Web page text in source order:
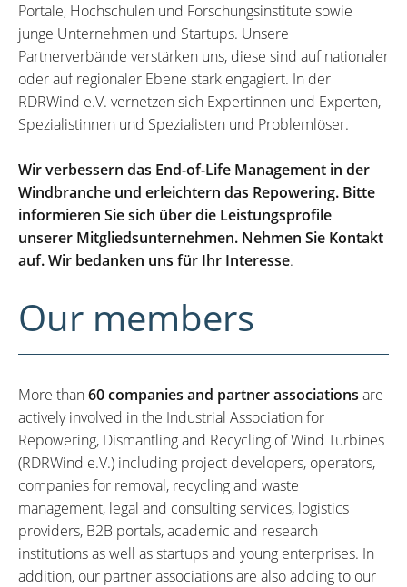
Portale, Hochschulen und Forschungsinstitute sowie
junge Unternehmen und Startups. Unsere
Partnerverbände verstärken uns, diese sind auf nationaler
oder auf regionaler Ebene stark engagiert. In der
RDRWind e.V. vernetzen sich Expertinnen und Experten,
Spezialistinnen und Spezialisten und Problemlöser.
Wir verbessern das End-of-Life Management in der
Windbranche und erleichtern das Repowering. Bitte
informieren Sie sich über die Leistungsprofile
unserer Mitgliedsunternehmen. Nehmen Sie Kontakt
auf. Wir bedanken uns für Ihr Interesse.
Our members
More than60 companies and partner associations are
actively involved in the Industrial Association for
Repowering, Dismantling and Recycling of Wind Turbines
(RDRWind e.V.) including project developers, operators,
companies for removal, recycling and waste
management, legal and consulting services, logistics
providers, B2B portals, academic and research
institutions as well as startups and young enterprises. In
addition, our partner associations are also adding to our